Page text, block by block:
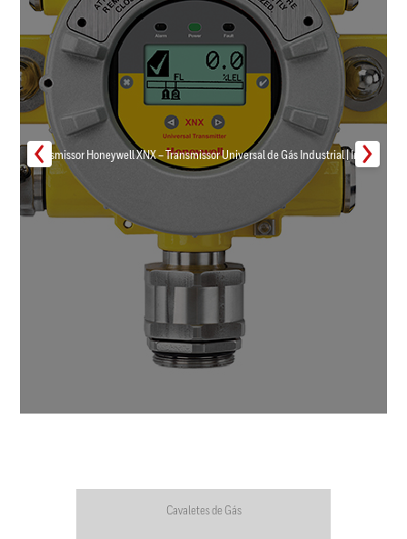
Transmissor Honeywell XNX – Transmissor Universal de Gás Industrial | Inmar
Cavaletes de Gás